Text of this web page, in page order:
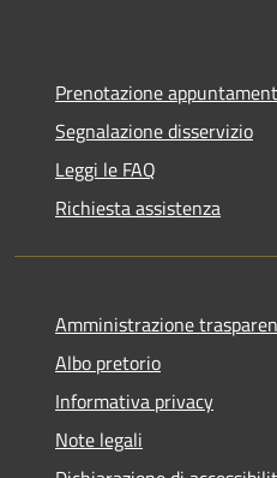
Prenotazione
Segnalazione disservizio
Leggi le FAQ
Richiesta assistenza
Amministrazione
Albo pretorio
Informativa privacy
Note legali